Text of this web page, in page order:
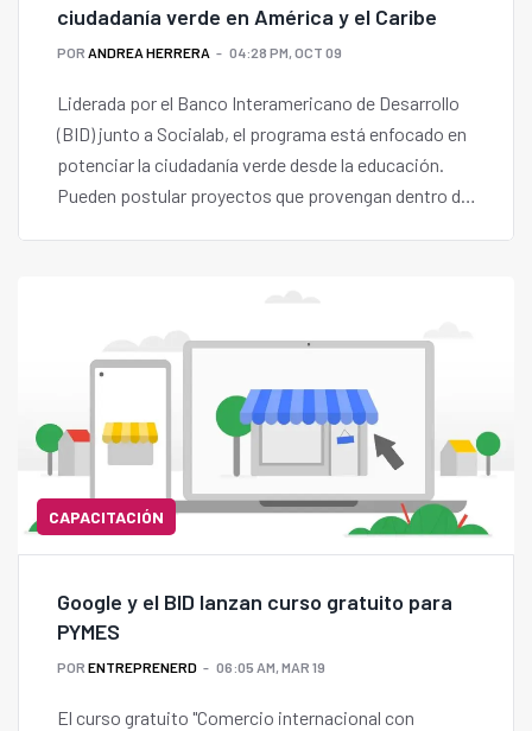
ciudadanía verde en América y el Caribe
POR ANDREA HERRERA 04:28 PM, OCT 09
Liderada por el Banco Interamericano de Desarrollo
(BID) junto a Socialab, el programa está enfocado en
potenciar la ciudadanía verde desde la educación.
Pueden postular proyectos que provengan dentro de
CAPACITACIÓN
Google y el BID lanzan curso gratuito para
PYMES
POR ENTREPRENERD 06:05 AM, MAR 19
El curso gratuito "Comercio internacional con